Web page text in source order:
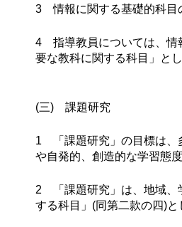
3 情報に関する基礎的科目
4 指導教員については、情
要な教科に関する科目」と
(三) 課題研究
1 「課題研究」の目標は、
や自発的、創造的な学習態
2 「課題研究」は、地域、
する科目」(同第二款の四)と